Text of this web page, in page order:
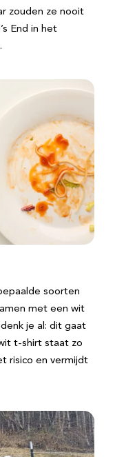
zouden ze nooit
End in het
soorten
met een wit
je al: dit gaat
t-shirt staat zo
risico en vermijdt